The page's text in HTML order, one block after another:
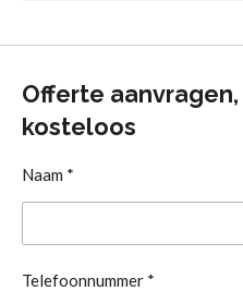
Offerte
kosteloos
Naam *
Telefoonnummer *